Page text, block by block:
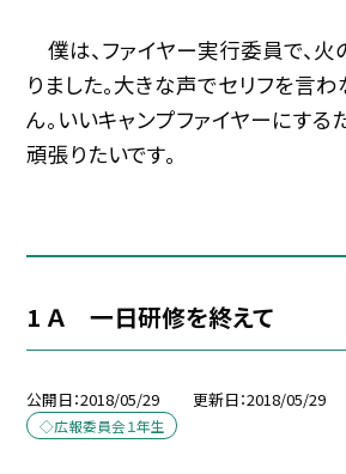
僕は、ファイヤー実行委員で、
りました。大きな声でセリフを言
ん。いいキャンプファイヤーにする
頑張りたいです。
1 Ａ 一日研修を終えて
公開日 2018/05/29 更新日 2018/05/29
◇広報委員会１年生